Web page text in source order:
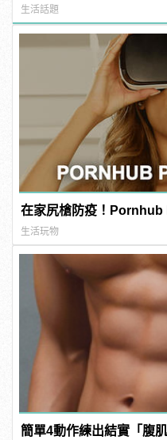
技美貌大對決
生活話題
在家尻槍防疫！
生活玩物
簡單4動作練出結實「腹